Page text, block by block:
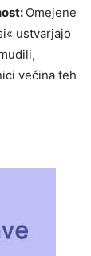
Omejene
ustvarjajo
večina teh